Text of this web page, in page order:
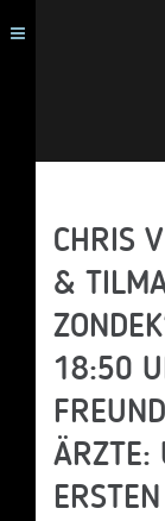
CHRIS
&
18:50
ÄRZTE:
ERSTEN